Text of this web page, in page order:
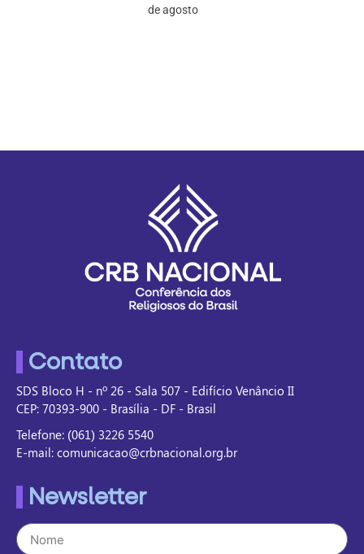
de agosto
Contato
SDS Bloco H - nº 26 - Sala 507 - Edifício Venâncio II
CEP: 70393-900 - Brasília - DF - Brasil
Telefone: (061) 3226 5540
E-mail: comunicacao@crbnacional.org.br
Newsletter